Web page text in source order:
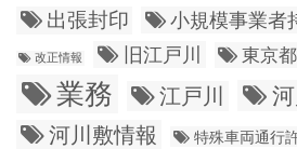
出張封印 小規模事業者
改正情報 旧江戸川 東京
業務 江戸川
河川敷情報
特殊車両通行